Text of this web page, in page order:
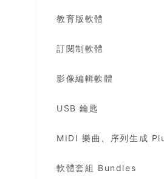
教育版軟體
訂閱制軟體
影像編輯軟體
USB 鑰匙
MIDI 樂曲、序列生成
軟體套組 Bundles